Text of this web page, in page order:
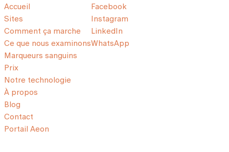
Accueil
Sites
Comment ça marche
Ce que nous examinons
Marqueurs sanguins
Prix
Notre technologie
À propos
Blog
Contact
Portail Aeon
Facebook
Instagram
LinkedIn
WhatsApp